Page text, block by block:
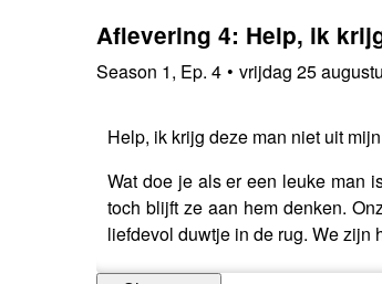
Aflevering 4: Help, ik
Season 1, Ep. 4 • vrijdag 25
Help, ik krijg deze man niet uit
Wat doe je als er een leuke man
toch blijft ze aan hem denken.
liefdevol duwtje in de rug. We zijn